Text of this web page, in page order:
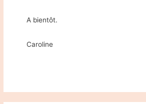
A bientôt.
Caroline